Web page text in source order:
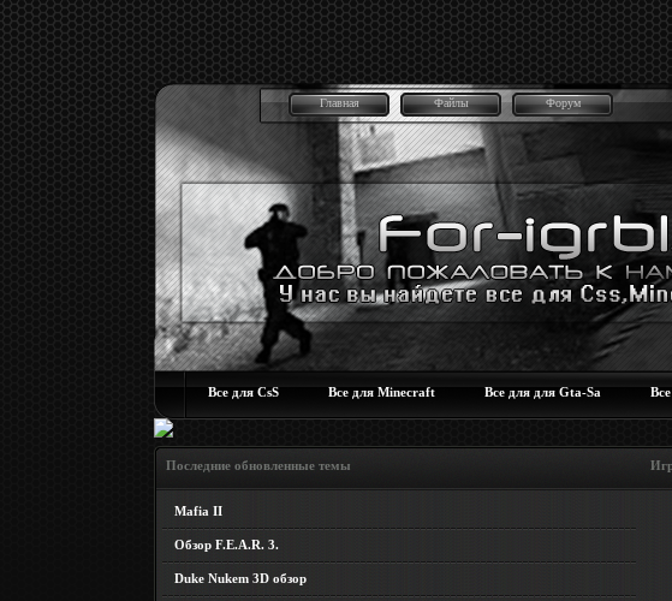
Главная Файлы Форум
Все для CsS Все для Minecraft Все для для Gta-Sa
Последние обновленные темы Игровые
Mafia II
Обзор F.E.A.R. 3.
Duke Nukem 3D обзор